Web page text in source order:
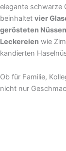
elegante schwarze
beinhaltet vier
gerösteten Nüssen
Leckereien wie
kandierten
Ob für Familie,
nicht nur